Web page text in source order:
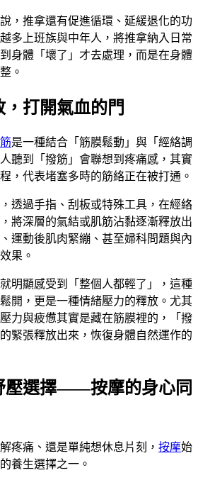
，推拿還有促進循環、延緩退化的功
多上班族與中年人，將推拿納入日常
身體「壞了」才去處理，而是在身體
。
打開氣血的門
是一種結合「筋膜鬆動」與「經絡調
聽到「撥筋」會聯想到疼痛感，其實
，代表堵塞多時的筋絡正在被打通。
透過手指、刮板或特殊工具，在經絡
將深層的氣結或肌筋沾黏逐漸釋放出
運動後肌肉緊繃、甚至婦科問題與內
果。
明顯感受到「整個人都輕了」，這種
開，更是一種情緒壓力的釋放。尤其
力與疲憊其實是藏在筋膜裡的，「撥
緊張釋放出來，恢復身體自然運作的
壓選擇——按摩的身心同
疼痛、還是單純想休息片刻， 按摩始
養生選擇之一。